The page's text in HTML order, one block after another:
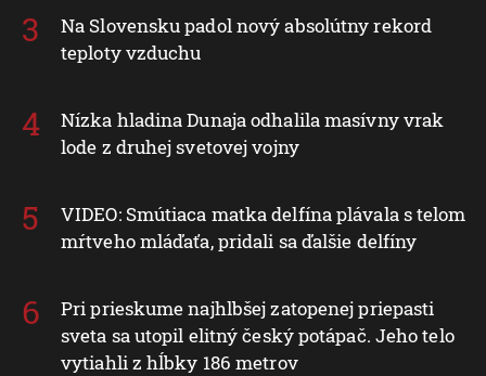
Na Slovensku padol nový absolútny rekord
teploty vzduchu
Nízka hladina Dunaja odhalila masívny vrak
lode z druhej svetovej vojny
VIDEO: Smútiaca matka delfína plávala s telom
mŕtveho mláďaťa, pridali sa ďalšie delfíny
Pri prieskume najhlbšej zatopenej priepasti
sveta sa utopil elitný český potápač. Jeho telo
vytiahli z hĺbky 186 metrov